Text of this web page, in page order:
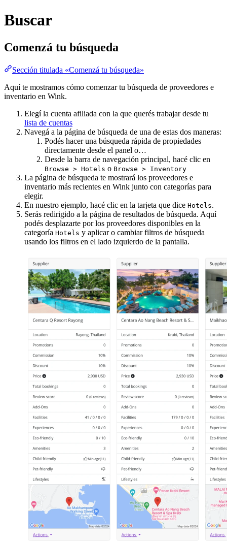
Buscar
Comenzá tu búsqueda
Sección titulada «Comenzá tu búsqueda»
Aquí te mostramos cómo comenzar tu búsqueda de proveedores e
inventario en Wink.
Elegí la cuenta afiliada con la que querés trabajar desde tu
lista de cuentas
Navegá a la página de búsqueda de una de estas dos maneras:
Podés hacer una búsqueda rápida de propiedades
directamente desde el panel o…
Desde la barra de navegación principal, hacé clic en
Browse > Hotels o Browse > Inventory
La página de búsqueda te mostrará los proveedores e
inventario más recientes en Wink junto con categorías para
elegir.
En nuestro ejemplo, hacé clic en la tarjeta que dice Hotels.
Serás redirigido a la página de resultados de búsqueda. Aquí
podés desplazarte por los proveedores disponibles en la
categoría Hotels y aplicar o cambiar filtros de búsqueda
usando los filtros en el lado izquierdo de la pantalla.